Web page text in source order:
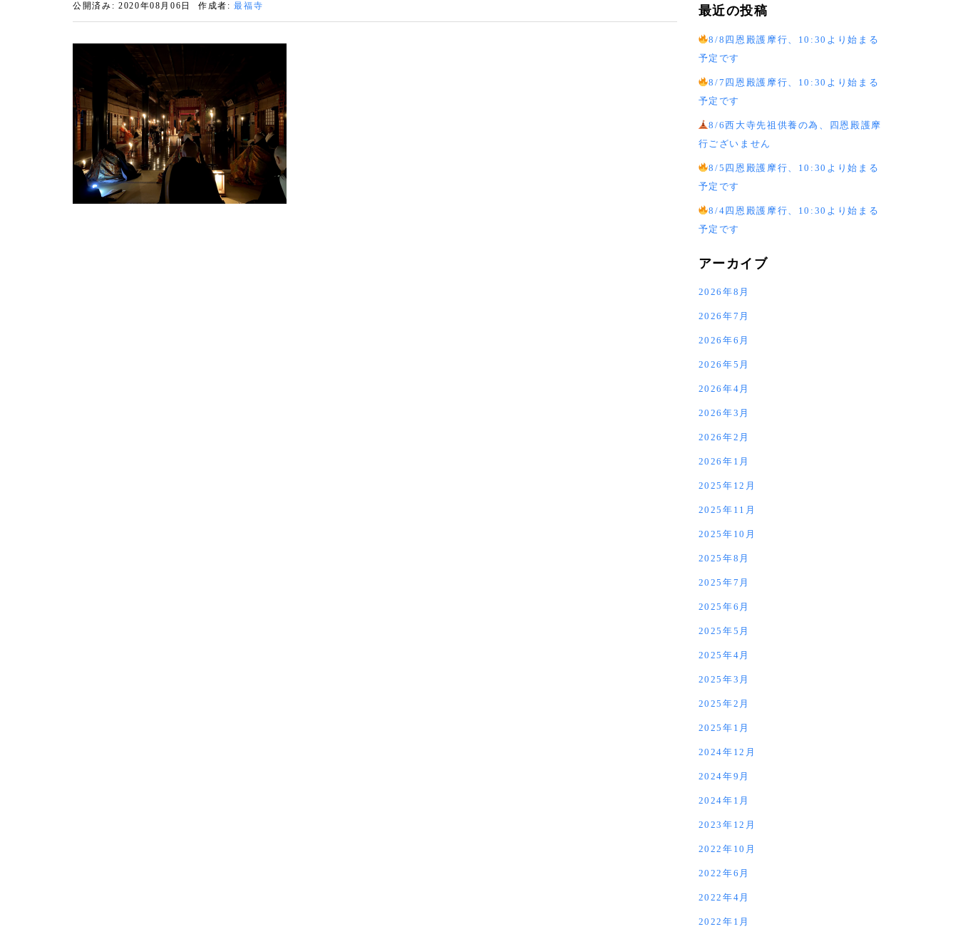
公開済み: 2020年08月06日 作成者:最福寺 最近の投稿
8/8四恩殿護摩行、10:30より始まる
予定です
8/7四恩殿護摩行、10:30より始まる
予定です
8/6西大寺先祖供養の為、四恩殿護摩
行ございません
8/5四恩殿護摩行、10:30より始まる
予定です
8/4四恩殿護摩行、10:30より始まる
予定です
アーカイブ
2026年8月
2026年7月
2026年6月
2026年5月
2026年4月
2026年3月
2026年2月
2026年1月
2025年12月
2025年11月
2025年10月
2025年8月
2025年7月
2025年6月
2025年5月
2025年4月
2025年3月
2025年2月
2025年1月
2024年12月
2024年9月
2024年1月
2023年12月
2022年10月
2022年6月
2022年4月
2022年1月